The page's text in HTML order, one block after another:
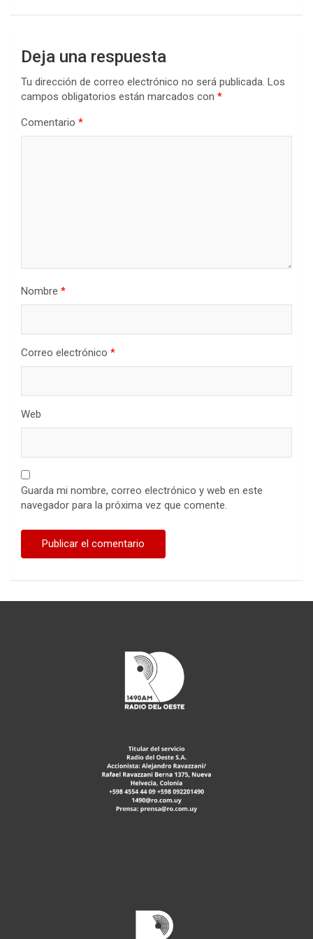
Deja una respuesta
Tu dirección de correo electrónico no será publicada. Los
campos obligatorios están marcados con *
Comentario *
Nombre *
Correo electrónico *
Web
Guarda mi nombre, correo electrónico y web en este
navegador para la próxima vez que comente.